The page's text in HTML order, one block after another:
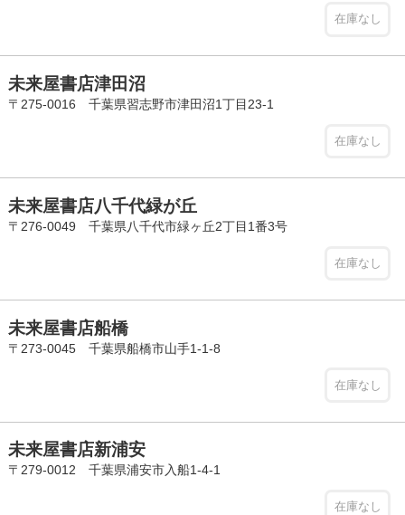
在庫なし
未来屋書店津田沼
〒275-0016 千葉県習志野市津田沼1丁目23-1
在庫なし
未来屋書店八千代緑が丘
〒276-0049 千葉県八千代市緑ヶ丘2丁目1番3号
在庫なし
未来屋書店船橋
〒273-0045 千葉県船橋市山手1-1-8
在庫なし
未来屋書店新浦安
〒279-0012 千葉県浦安市入船1-4-1
在庫なし